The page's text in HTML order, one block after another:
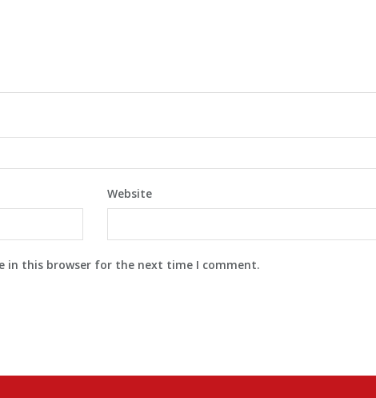
Website
in this browser for the next time I comment.